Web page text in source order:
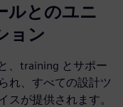
ルとのユニ
ョン
、training とサポー
れ、すべての設計ツ
スが提供されます。